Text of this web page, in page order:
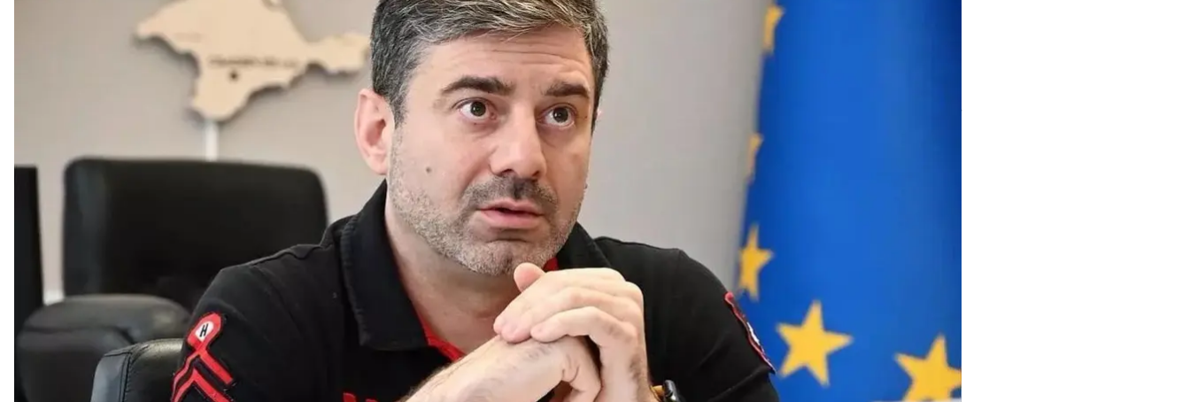
Дмитрий Лубинец. Иллюстративное фото
Instagram / dmytro_lubinets
Уполномоченный Верховной Рады по правам человека Дмитрий Лубинец прибыл в столицу Египта, Каир, чтобы помочь с
настройкой механизма эвакуации граждан Украины из Сектора Газа. Там в ней нуждаются более 240 украинцев.
в Telegram.
«В результате нападения террористов ХАМАС на Израиль, в Секторе Газа остаются заблокированными гражданские граждане
Украины. Ситуация там критическая. Люди без света, коммуникаций, в опасности. Поэтому в срочной эвакуации нуждаются
243 украинца, а именно: женщины и дети»
, — рассказал омбудсмен.
Он добавил, что в настоящее время заблокирован пограничный пункт пересечения «Рафах» между Египтом и Сектором
Газы. Поэтому президент Владимир Зеленский принял решение, чтобы Лубинец срочно прибыл в Египет для встреч с
соответствующими органами для решения этого вопроса.